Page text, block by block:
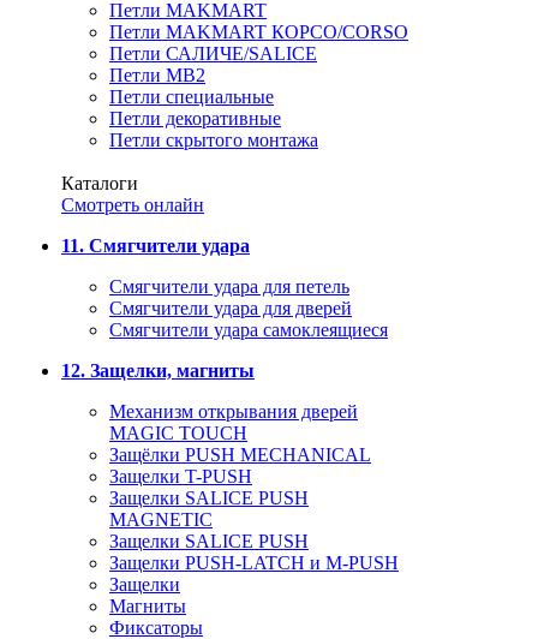
Петли MAKMART
Петли MAKMART КОРСО/CORSO
Петли САЛИЧЕ/SALICE
Петли MB2
Петли специальные
Петли декоративные
Петли скрытого монтажа
Каталоги
Смотреть онлайн
11. Смягчители удара
Смягчители удара для петель
Смягчители удара для дверей
Cмягчители удара самоклеящиеся
12. Защелки, магниты
Механизм открывания дверей
MAGIC TOUCH
Защёлки PUSH MECHANICAL
Защелки T-PUSH
Защелки SALICE PUSH
MAGNETIC
Защелки SALICE PUSH
Защелки PUSH-LATCH и M-PUSH
Защелки
Магниты
Фиксаторы